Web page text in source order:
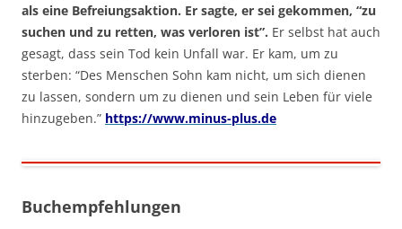
als eine Befreiungsaktion. Er sagte, er sei gekommen, “zu
suchen und zu retten, was verloren ist”. Er selbst hat auch
gesagt, dass sein Tod kein Unfall war. Er kam, um zu
sterben: “Des Menschen Sohn kam nicht, um sich dienen
zu lassen, sondern um zu dienen und sein Leben für viele
hinzugeben.” https://www.minus-plus.de
Buchempfehlungen